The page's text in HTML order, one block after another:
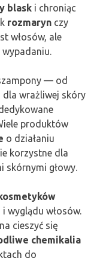
blask i chroniąc
rozmaryn czy
włosów, ale
— od
dla wrażliwej skóry
produktów
o działaniu
korzystne dla
skórnymi głowy.
wyglądu włosów.
cieszyć się
chemikalia
do